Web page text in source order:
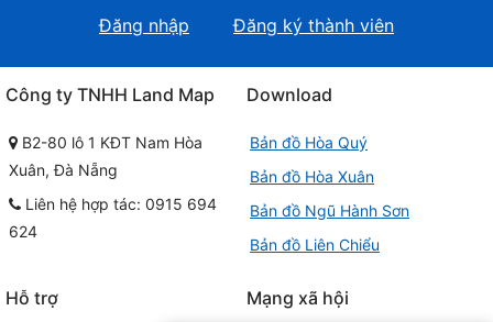
Đăng nhập Đăng ký thành viên
Công ty TNHH Land Map
B2-80 lô 1 KĐT Nam Hòa
Xuân, Đà Nẵng
Liên hệ hợp tác: 0915 694
624
Download
Bản đồ Hòa Quý
Bản đồ Hòa Xuân
Bản đồ Ngũ Hành Sơn
Bản đồ Liên Chiểu
Hỗ trợ Mạng xã hội